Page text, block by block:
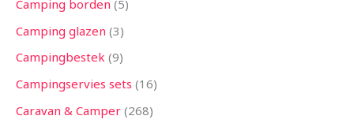
Camping borden 5
Camping glazen 3
Campingbestek 9
Campingservies sets 16
Caravan & Camper 268